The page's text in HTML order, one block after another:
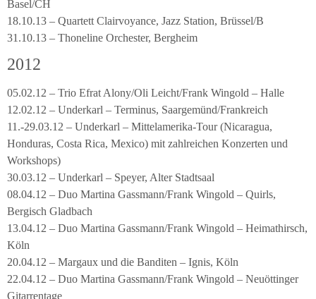
Basel/CH
18.10.13 – Quartett Clairvoyance, Jazz Station, Brüssel/B
31.10.13 – Thoneline Orchester, Bergheim
2012
05.02.12 – Trio Efrat Alony/Oli Leicht/Frank Wingold – Halle
12.02.12 – Underkarl – Terminus, Saargemünd/Frankreich
11.-29.03.12 – Underkarl – Mittelamerika-Tour (Nicaragua,
Honduras, Costa Rica, Mexico) mit zahlreichen Konzerten und
Workshops)
30.03.12 – Underkarl – Speyer, Alter Stadtsaal
08.04.12 – Duo Martina Gassmann/Frank Wingold – Quirls,
Bergisch Gladbach
13.04.12 – Duo Martina Gassmann/Frank Wingold – Heimathirsch,
Köln
20.04.12 – Margaux und die Banditen – Ignis, Köln
22.04.12 – Duo Martina Gassmann/Frank Wingold – Neuöttinger
Gitarrentage